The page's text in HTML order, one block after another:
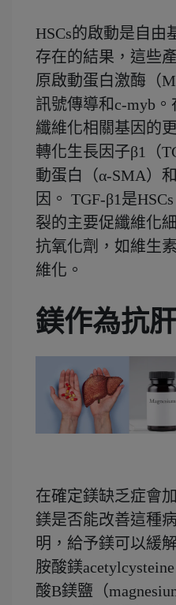
HSCs的啟動是自由
存在的結果，這些
原啟動蛋白激酶（
訊號傳導和c-myb
纖維化相關基因的
轉化生長因子β1（
動蛋白（α-SMA）
因。 TGF-β1是
裂的主要促纖維化
抗氧化劑，如維生
維化。
鎂作為抗
在確定鎂缺乏症會
鎂是否能改善這種
明，給予鎂可以緩
胺酸鎂
酸B鎂鹽（